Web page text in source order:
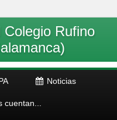
Colegio Rufino
Noticias
cuentan...